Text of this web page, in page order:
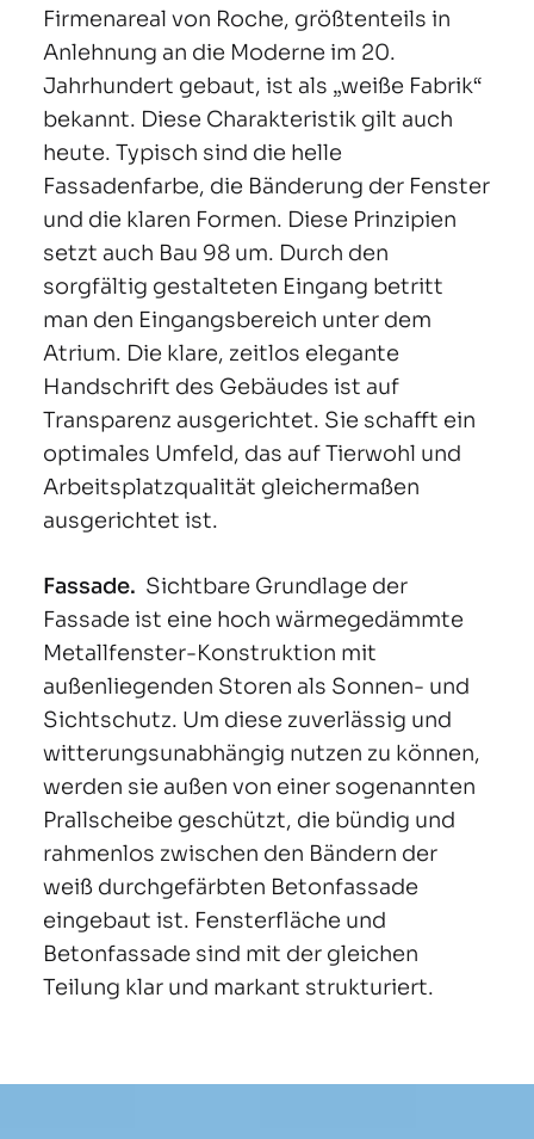
Firmenareal von Roche, größtenteils in
Anlehnung an die Moderne im 20.
Jahrhundert gebaut, ist als „weiße Fabrik“
bekannt. Diese Charakteristik gilt auch
heute. Typisch sind die helle
Fassadenfarbe, die Bänderung der Fenster
und die klaren Formen. Diese Prinzipien
setzt auch Bau 98 um. Durch den
sorgfältig gestalteten Eingang betritt
man den Eingangsbereich unter dem
Atrium. Die klare, zeitlos elegante
Handschrift des Gebäudes ist auf
Transparenz ausgerichtet. Sie schafft ein
optimales Umfeld, das auf Tierwohl und
Arbeitsplatzqualität gleichermaßen
ausgerichtet ist.
Fassade. Sichtbare Grundlage der
Fassade ist eine hoch wärmegedämmte
Metallfenster-Konstruktion mit
außenliegenden Storen als Sonnen- und
Sichtschutz. Um diese zuverlässig und
witterungsunabhängig nutzen zu können,
werden sie außen von einer sogenannten
Prallscheibe geschützt, die bündig und
rahmenlos zwischen den Bändern der
weiß durchgefärbten Betonfassade
eingebaut ist. Fensterfläche und
Betonfassade sind mit der gleichen
Teilung klar und markant strukturiert.